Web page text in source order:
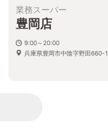
業務スーパー
豊岡店
9:00～20:00
兵庫県豊岡市中陰字野田660-1